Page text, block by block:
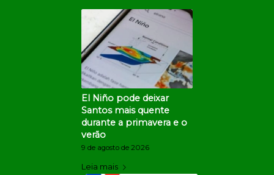
El Niño pode deixar
Santos mais quente
durante a primavera e o
verão
9 de agosto de 2026
Leia mais